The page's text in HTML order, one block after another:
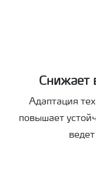
Снижает
Адаптация
повышает